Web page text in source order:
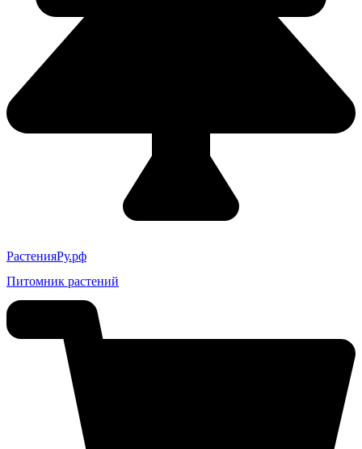
РастенияРу.рф
Питомник растений